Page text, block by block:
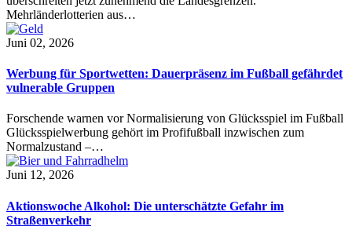
Mehrländerlotterien aus…
Juni 02, 2026
Werbung für Sportwetten: Dauerpräsenz im Fußball gefährdet
vulnerable Gruppen
Forschende warnen vor Normalisierung von Glücksspiel im Fußball
Glücksspielwerbung gehört im Profifußball inzwischen zum
Normalzustand –…
Juni 12, 2026
Aktionswoche Alkohol: Die unterschätzte Gefahr im
Straßenverkehr